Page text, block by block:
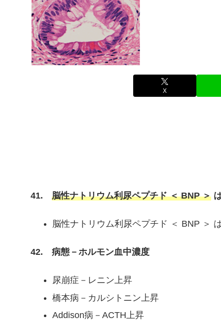
X
41. 脳性ナトリウム利尿ペプチド ＜ BNP ＞
脳性ナトリウム利尿ペプチド ＜ BNP ＞
42. 病態－ホルモン血中濃度
尿崩症－レニン上昇
橋本病－カルシトニン上昇
Addison病－ACTH上昇